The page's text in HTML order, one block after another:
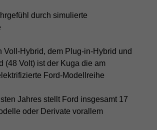
durch simulierte
Voll-Hybrid, dem Plug-in-Hybrid und
(48 Volt) ist der Kuga die am
Ford-Modellreihe
Jahres stellt Ford insgesamt 17
oder Derivate vorallem